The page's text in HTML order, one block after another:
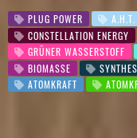
PLUG POWER
A.H.T.
CONSTELLATION ENERGY
GRÜNER WASSERSTOFF
BIOMASSE
ATOMKRAFT